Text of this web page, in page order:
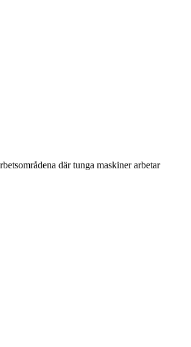
där tunga maskiner arbetar